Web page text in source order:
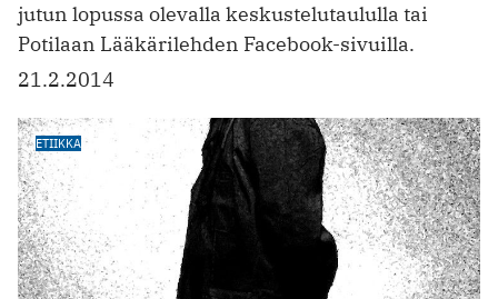
jutun lopussa olevalla keskustelutaululla tai
Potilaan Lääkärilehden Facebook-sivuilla.
21.2.2014
ETIIKKA